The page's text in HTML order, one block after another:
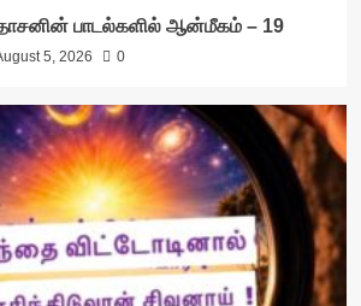
பாடல்களில் ஆன்மீகம் – 19
5, 2026 0